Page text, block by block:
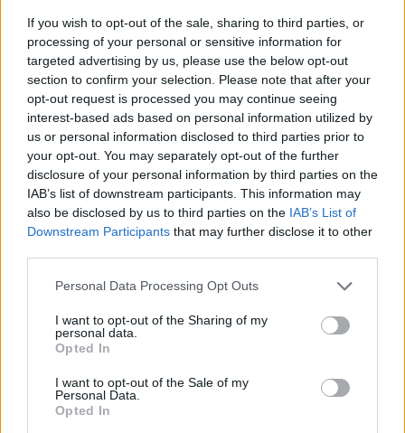
If you wish to opt-out of the sale, sharing to third parties, or
processing of your personal or sensitive information for
targeted advertising by us, please use the below opt-out
section to confirm your selection. Please note that after your
opt-out request is processed you may continue seeing
interest-based ads based on personal information utilized by
us or personal information disclosed to third parties prior to
your opt-out. You may separately opt-out of the further
disclosure of your personal information by third parties on the
IAB’s list of downstream participants. This information may
also be disclosed by us to third parties on the IAB’s List of
Downstream Participants that may further disclose it to other
Personal Data Processing Opt Outs
I want to opt-out of the Sharing of my
personal data.
Opted In
I want to opt-out of the Sale of my
Personal Data.
Opted In
πάνω του καγκελόπορτα στην αυλή
των διαμερισμάτων που διέμενε.
Αμεσως κινητοποιήθηκε το ΕΚΑΒ
προκειμένου να μεταφερθεί το παιδί
στο νοσοκομείο για να του
παρασχεθούν οι α’ βοήθειες.